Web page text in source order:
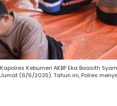
Kapolres Kebumen AKBP Eka Baasith
Jumat (6/6/2025). Tahun ini, Polres